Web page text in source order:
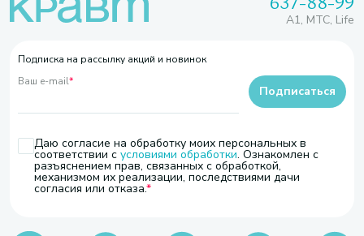
A1, МТС, Life
Подписка на рассылку акций и новинок
Ваш e-mail*
Даю согласие на обработку моих персональных в
соответствии с условиями обработки. Ознакомлен с
разъяснением прав, связанных с обработкой,
механизмом их реализации, последствиями дачи
согласия или отказа.
Подписаться